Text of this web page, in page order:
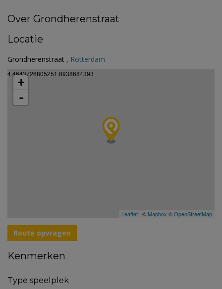
Over Grondherenstraat
Locatie
Grondherenstraat , Rotterdam
4.4643726805251.8938684393
+
-
Leaflet | © Mapbox ©OpenStreetMap
Route opvragen
Kenmerken
Type speelplek